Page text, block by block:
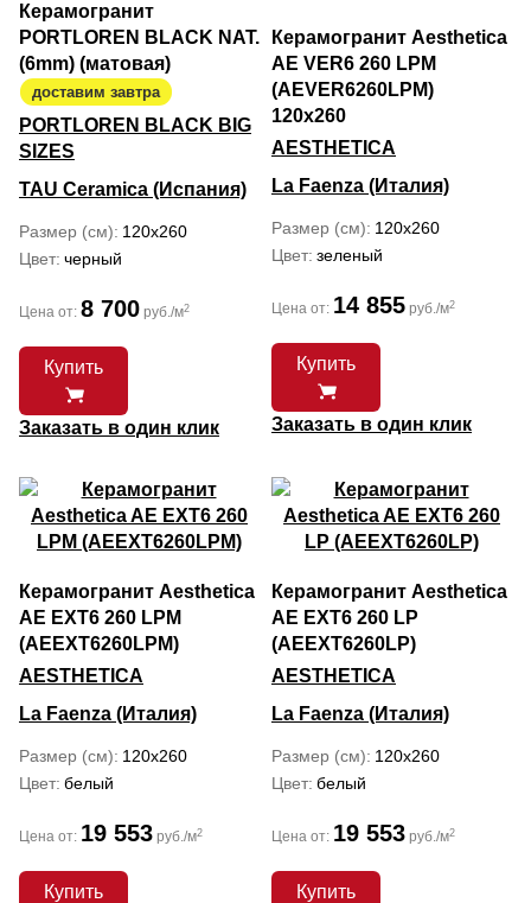
Керамогранит
PORTLOREN BLACK NAT.
(6mm) (матовая)
доставим завтра
PORTLOREN BLACK BIG
SIZES
TAU Ceramica (Испания)
Размер (см) 120x260
Цвет черный
Цена от: 8 700 руб./м2
Купить
Заказать в один клик
Керамогранит Aesthetica
AE VER6 260 LPM
(AEVER6260LPM)
120х260
AESTHETICA
La Faenza (Италия)
Размер (см) 120x260
Цвет зеленый
Цена от: 14 855 руб./м2
Купить
Заказать в один клик
Керамогранит Aesthetica
AE EXT6 260 LPM
(AEEXT6260LPM)
AESTHETICA
La Faenza (Италия)
Размер (см) 120x260
Цвет белый
Цена от: 19 553 руб./м2
Купить
Керамогранит Aesthetica
AE EXT6 260 LP
(AEEXT6260LP)
AESTHETICA
La Faenza (Италия)
Размер (см) 120x260
Цвет белый
Цена от: 19 553 руб./м2
Купить